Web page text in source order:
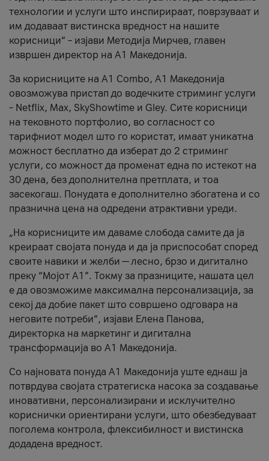
технологии и услуги што инспирираат, поврзуваат и
им додаваат вистинска вредност на нашите
корисници“ – изјави Методија Мирчев, главен
извршен директор на А1 Македонија.
За корисниците на A1 Combo, А1 Македонија
овозможува пристап до водечките стриминг услуги
– Netflix, Max, SkyShowtime и Gley. Сите корисници
на тековното портфолио, во согласност со
тарифниот модел што го користат, имаат уникатна
можност бесплатно да изберат до 2 стриминг
услуги, со можност да променат една по истекот на
30 дена, без дополнителна претплата, и тоа
засекогаш. Понудата е дополнително збогатена и со
празнична цена на одредени атрактивни уреди.
„На корисниците им даваме слобода самите да ја
креираат својата понуда и да ја приспособат според
своите навики и желби — лесно, брзо и дигитално
преку “Мојот А1”. Токму за празниците, нашата цел
е да овозможиме максимална персонализација, за
секој да добие пакет што совршено одговара на
неговите потреби“, изјави Елена Панова,
директорка на маркетинг и дигитална
трансформација во А1 Македонија.
Со најновата понуда А1 Македонија уште еднаш ја
потврдува својата стратегиска насока за создавање
иновативни, персонализирани и исклучително
кориснички ориентирани услуги, што обезбедуваат
поголема контрола, флексибилност и вистинска
додадена вредност.